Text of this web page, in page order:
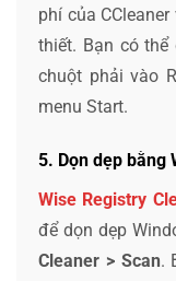
phí của
thiết. Bạn có
chuột phải vào
menu Start.
5. Dọn dẹp bằng
Wise Registry
để dọn dẹp
Cleaner > Scan.